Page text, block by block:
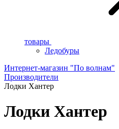
товары
Ледобуры
Интернет-магазин "По волнам"
Производители
Лодки Хантер
Лодки Хантер